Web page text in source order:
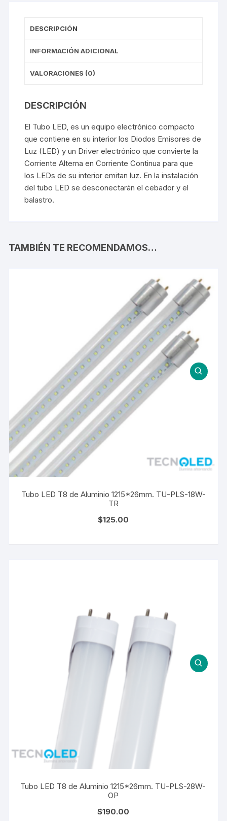
DESCRIPCIÓN
INFORMACIÓN ADICIONAL
VALORACIONES (0)
DESCRIPCIÓN
El Tubo LED, es un equipo electrónico compacto
que contiene en su interior los Diodos Emisores de
Luz (LED) y un Driver electrónico que convierte la
Corriente Alterna en Corriente Continua para que
los LEDs de su interior emitan luz. En la instalación
del tubo LED se desconectarán el cebador y el
balastro.
TAMBIÉN TE RECOMENDAMOS…
Tubo LED T8 de Aluminio 1215*26mm. TU-PLS-18W-
TR
$125.00
Tubo LED T8 de Aluminio 1215*26mm. TU-PLS-28W-
OP
$190.00